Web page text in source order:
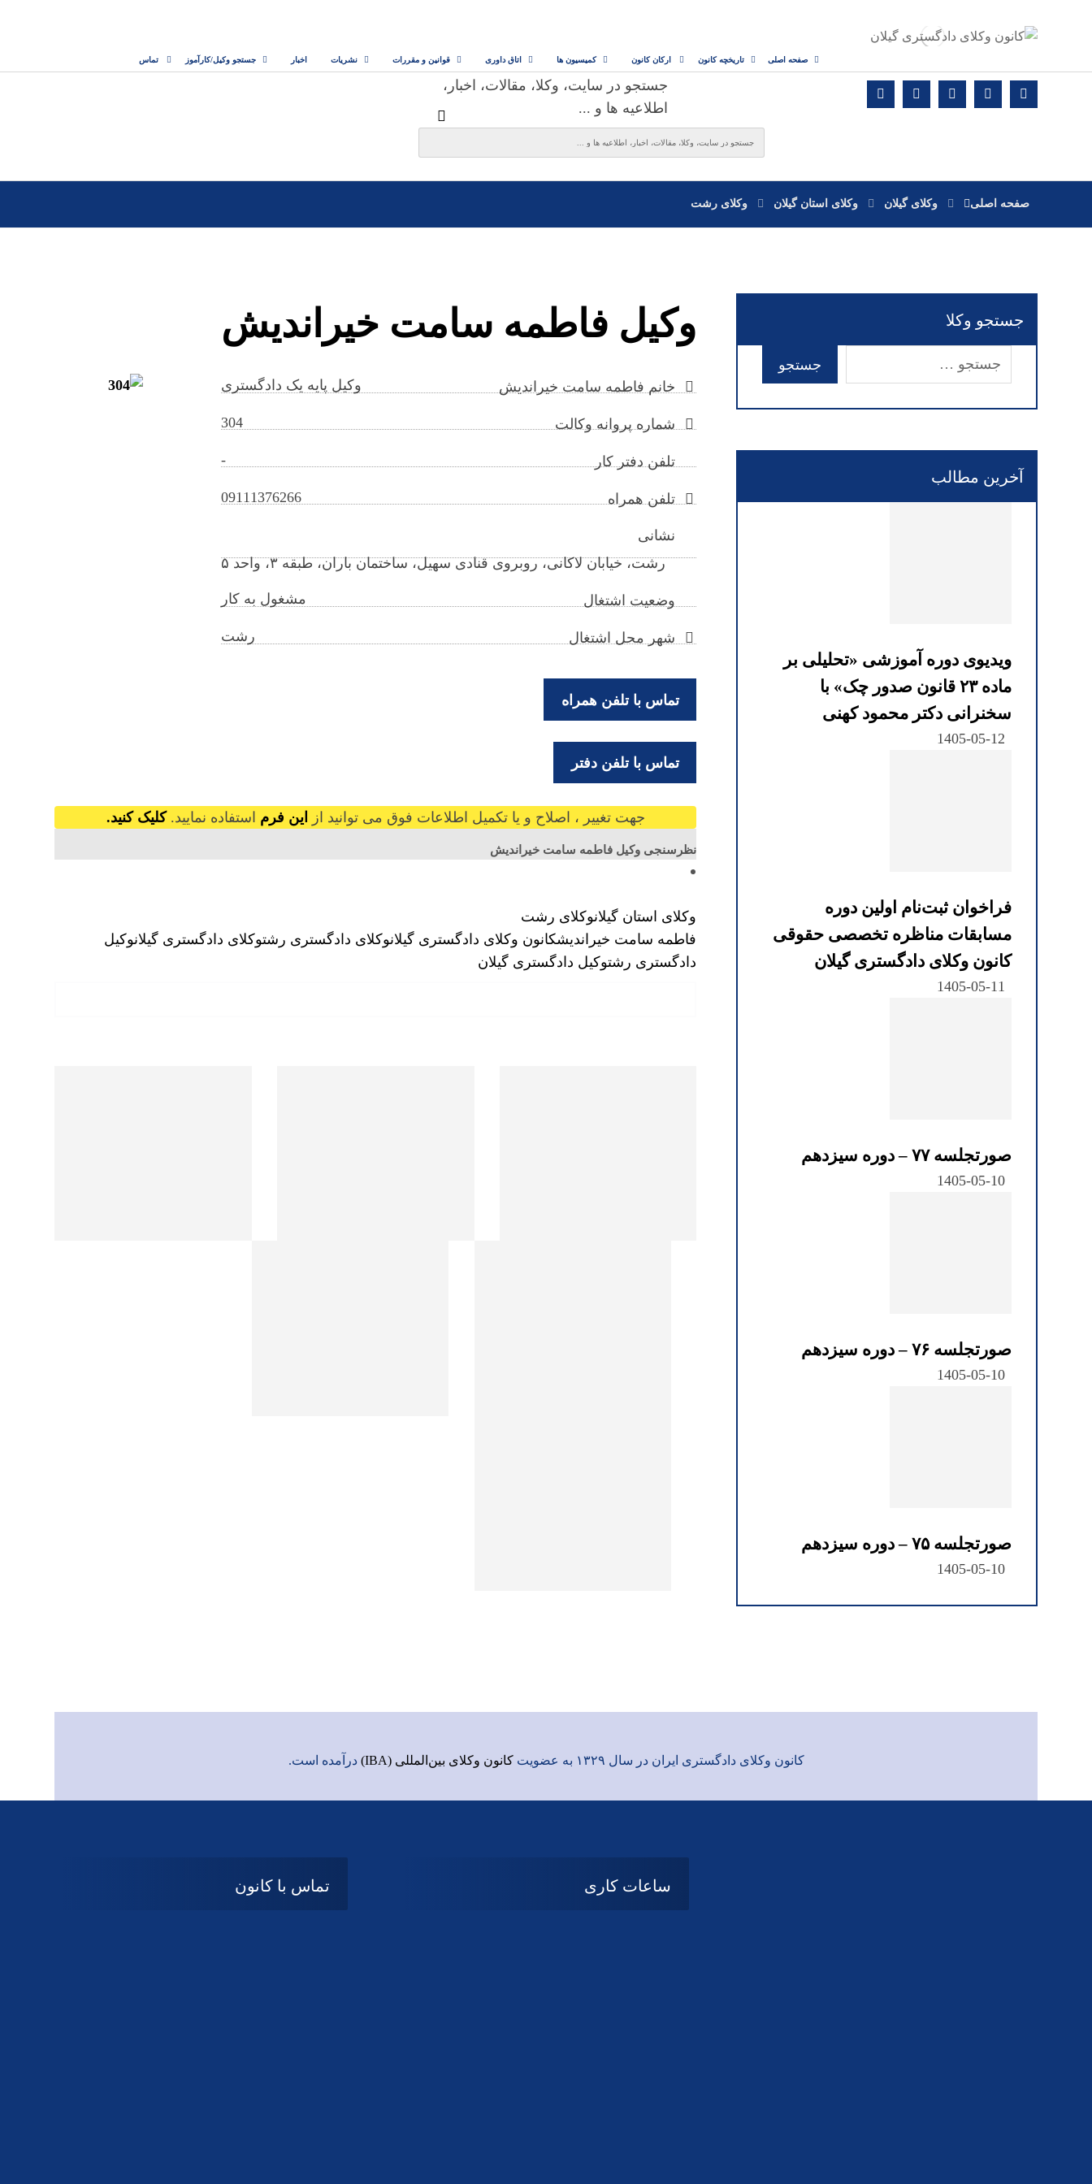
صفحه اصلی تاریخچه کانون ارکان کانون کمیسیون ها اتاق داوری قوانین و مقررات نشریات اخبار جستجو وکیل/کارآموز تماس
جستجو در سایت، وکلا، مقالات، اخبار،
اطلاعیه ها و ...
صفحه اصلی وکلای گیلان وکلای استان گیلان وکلای رشت
وکیل فاطمه سامت خیراندیش
خانم فاطمه سامت خیراندیش وکیل پایه یک دادگستری
شماره پروانه وکالت 304
تلفن دفتر کار -
تلفن همراه 09111376266
نشانی
رشت، خیابان لاکانی، روبروی قنادی سهیل، ساختمان باران، طبقه ۳، واحد ۵
وضعیت اشتغال مشغول به کار
شهر محل اشتغال رشت
تماس با تلفن همراه
تماس با تلفن دفتر
جهت تغییر ، اصلاح و یا تکمیل اطلاعات فوق می توانید از این فرم استفاده نمایید. کلیک کنید.
نظرسنجی وکیل فاطمه سامت خیراندیش
وکلای استان گیلانوکلای رشت
فاطمه سامت خیراندیشکانون وکلای دادگستری گیلانوکلای دادگستری رشتوکلای دادگستری گیلانوکیل
دادگستری رشتوکیل دادگستری گیلان
جستجو وکلا
آخرین مطالب
ویدیوی دوره آموزشی «تحلیلی بر
ماده ۲۳ قانون صدور چک» با
سخنرانی دکتر محمود کهنی
1405-05-12
فراخوان ثبت‌نام اولین دوره
مسابقات مناظره تخصصی حقوقی
کانون وکلای دادگستری گیلان
1405-05-11
صورتجلسه ۷۷ – دوره سیزدهم
1405-05-10
صورتجلسه ۷۶ – دوره سیزدهم
1405-05-10
صورتجلسه ۷۵ – دوره سیزدهم
1405-05-10
کانون وکلای دادگستری ایران در سال ۱۳۲۹ به عضویت کانون وکلای بین‌المللی (IBA) درآمده است.
ساعات کاری تماس با کانون